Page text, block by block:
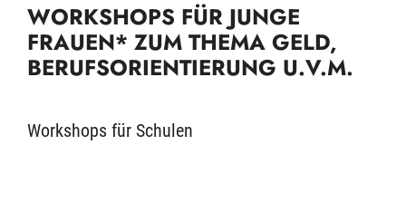
WORKSHOPS FÜR JUNGE
FRAUEN* ZUM THEMA GELD,
BERUFSORIENTIERUNG U.V.M.
Workshops für Schulen